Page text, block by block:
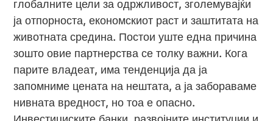
глобалните цели за одржливост, зголемувајќи
ја отпорноста, економскиот раст и заштитата на
животната средина. Постои уште една причина
зошто овие партнерства се толку важни. Кога
парите владеат, има тенденција да ја
запомниме цената на нештата, а ја забораваме
нивната вредност, но тоа е опасно.